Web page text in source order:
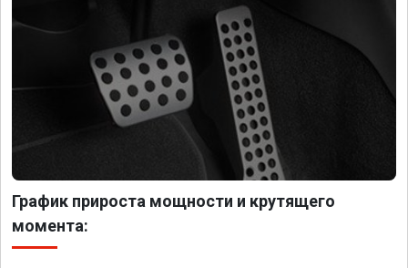
График прироста мощности и крутящего
момента: